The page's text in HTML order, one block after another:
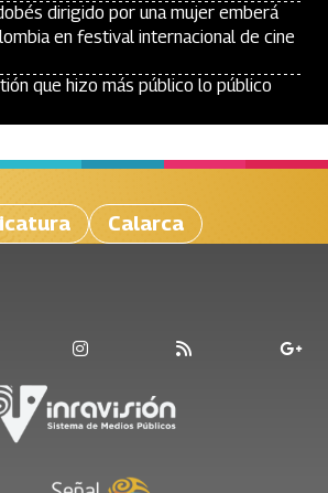
dirigido por una mujer emberá
en festival internacional de cine
que hizo más público lo público
Calarca